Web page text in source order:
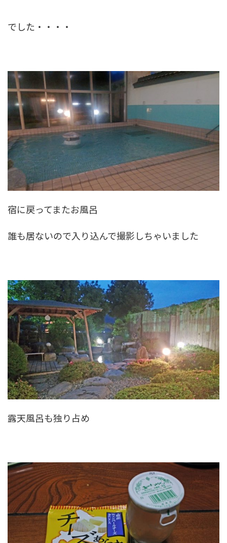
でした・・・・
宿に戻ってまたお風呂
誰も居ないので入り込んで撮影しちゃいました
露天風呂も独り占め